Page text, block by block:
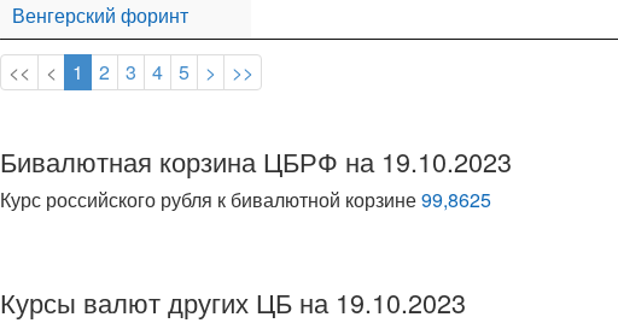
Венгерский форинт
<< < 1 2 3 4 5 > >>
Бивалютная корзина ЦБРФ на 19.10.2023
Курс российского рубля к бивалютной корзине99,8625
Курсы валют других ЦБ на 19.10.2023